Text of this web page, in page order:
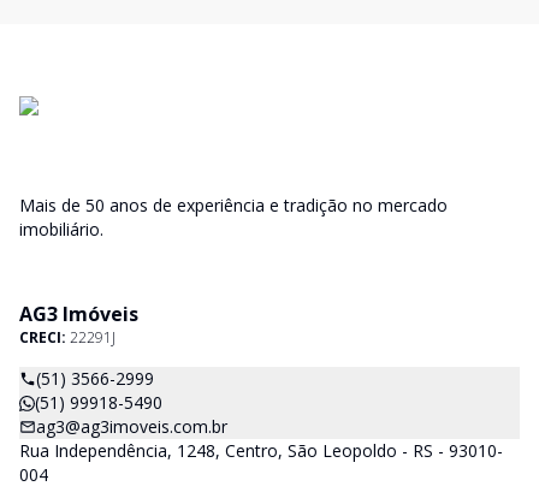
Mais de 50 anos de experiência e tradição no mercado
imobiliário.
AG3 Imóveis
CRECI: 22291J
(51) 3566-2999
(51) 99918-5490
ag3@ag3imoveis.com.br
Rua Independência, 1248, Centro, São Leopoldo - RS - 93010-
004